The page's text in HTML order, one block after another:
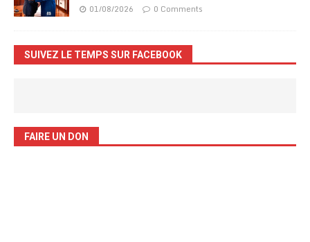
01/08/2026 0 Comments
SUIVEZ LE TEMPS SUR FACEBOOK
FAIRE UN DON